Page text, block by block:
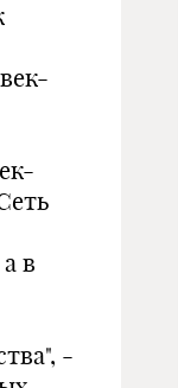
в
-